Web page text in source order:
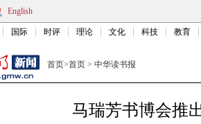
English
国际 时评 理论 文化 科技 教育
首页>首页 > 中华读书报
马瑞芳书博会推